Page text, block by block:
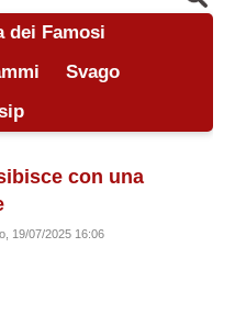
dei Famosi
Svago
con una
19/07/2025 16:06